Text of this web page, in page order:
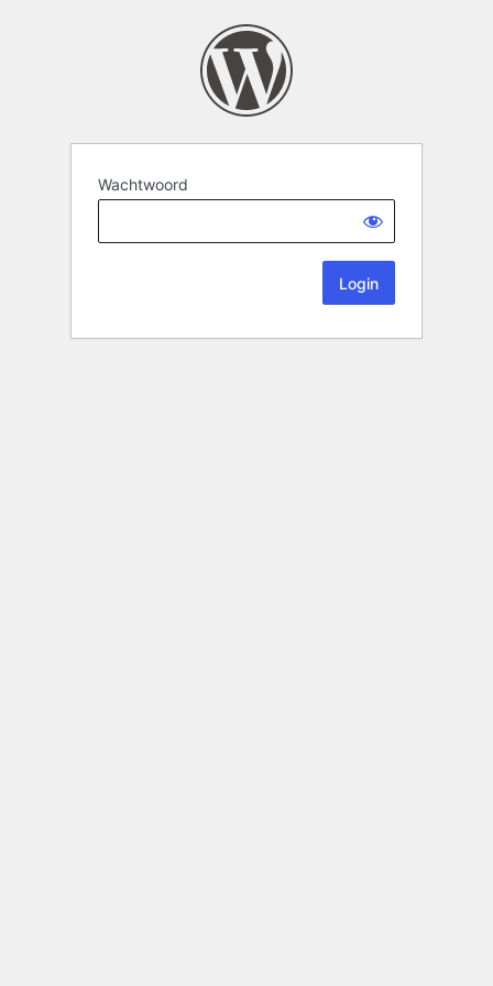
Wachtwoord